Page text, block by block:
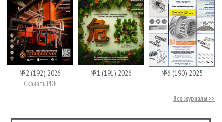
№2 (192) 2026
Скачать PDF
№1 (191) 2026 №6 (190) 2025
Все журналы